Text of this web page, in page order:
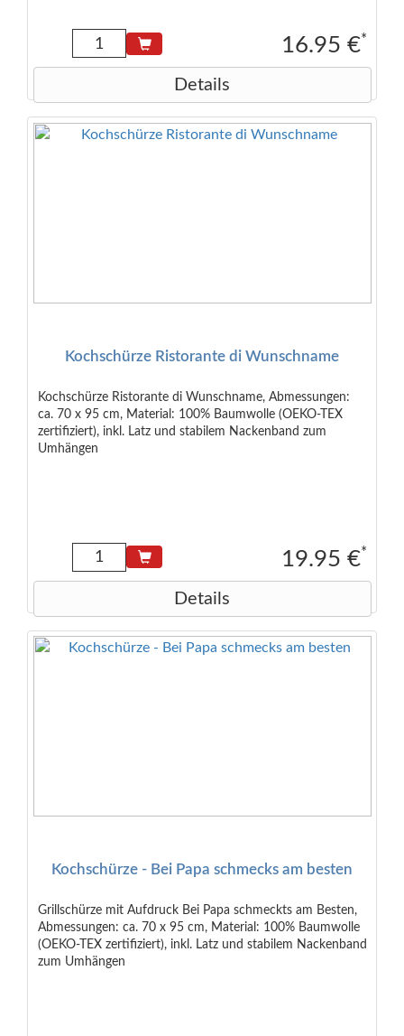
16.95 €*
Details
Kochschürze Ristorante di Wunschname
Kochschürze Ristorante di Wunschname, Abmessungen:
ca. 70 x 95 cm, Material: 100% Baumwolle (OEKO-TEX
zertifiziert), inkl. Latz und stabilem Nackenband zum
Umhängen
19.95 €*
Details
Kochschürze - Bei Papa schmecks am besten
Grillschürze mit Aufdruck Bei Papa schmeckts am Besten,
Abmessungen: ca. 70 x 95 cm, Material: 100% Baumwolle
(OEKO-TEX zertifiziert), inkl. Latz und stabilem Nackenband
zum Umhängen